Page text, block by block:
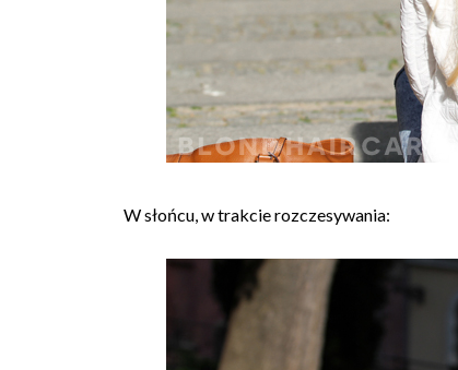
W słońcu, w trakcie rozczesywania: